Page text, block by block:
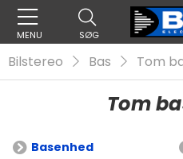
MENU SØG
Bilstereo Bas Tom
Tom
Basenhed